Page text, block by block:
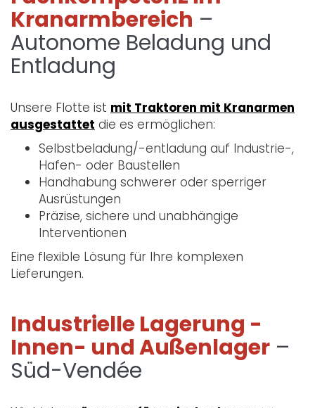
Kranarmbereich –
Autonome Beladung und
Entladung
Unsere Flotte ist mit Traktoren mit Kranarmen
ausgestattet die es ermöglichen:
Selbstbeladung/-entladung auf Industrie-,
Hafen- oder Baustellen
Handhabung schwerer oder sperriger
Ausrüstungen
Präzise, sichere und unabhängige
Interventionen
Eine flexible Lösung für Ihre komplexen
Lieferungen.
Industrielle Lagerung -
Innen- und Außenlager –
Süd-Vendée